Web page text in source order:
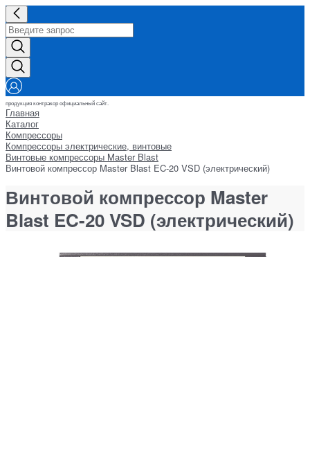
продукция контракор официальный сайт.
Главная
Каталог
Компрессоры
Компрессоры электрические, винтовые
Винтовые компрессоры Master Blast
Винтовой компрессор Master Blast EC-20 VSD (электрический)
Винтовой компрессор Master
Blast EC-20 VSD (электрический)